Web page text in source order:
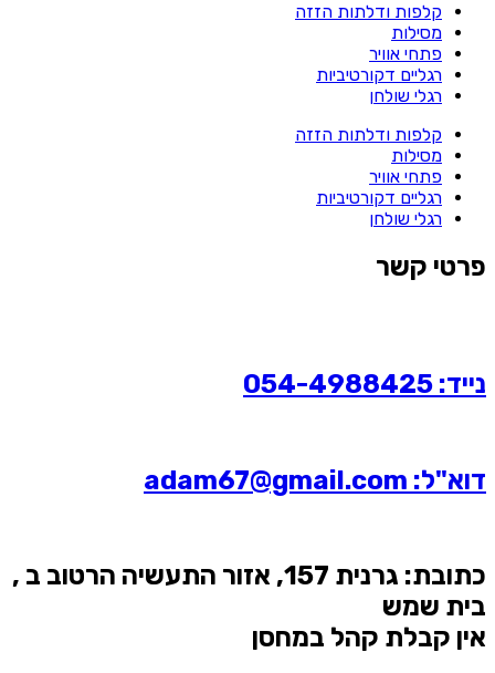
קלפות ודלתות הזזה
מסילות
פתחי אוויר
רגליים דקורטיביות
רגלי שולחן
קלפות ודלתות הזזה
מסילות
פתחי אוויר
רגליים דקורטיביות
רגלי שולחן
פרטי קשר
נייד: 054-4988425
דוא"ל: adam67@gmail.com
כתובת: גרנית 157, אזור התעשיה הרטוב ב ,
בית שמש
אין קבלת קהל במחסן